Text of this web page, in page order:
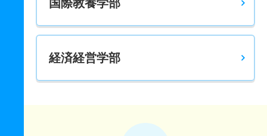
国際教養学部
経済経営学部